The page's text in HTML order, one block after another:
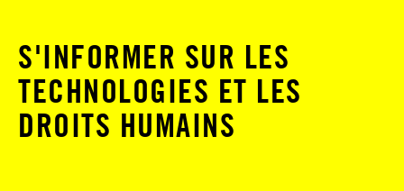
S'INFORMER SUR LES
TECHNOLOGIES ET LES
DROITS HUMAINS